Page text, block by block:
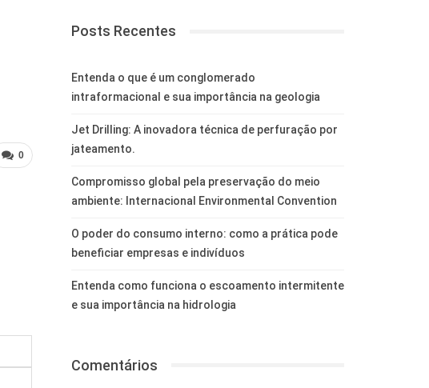
0
Posts Recentes
Entenda o que é um conglomerado
intraformacional e sua importância na geologia
Jet Drilling: A inovadora técnica de perfuração por
jateamento.
Compromisso global pela preservação do meio
ambiente: Internacional Environmental Convention
O poder do consumo interno: como a prática pode
beneficiar empresas e indivíduos
Entenda como funciona o escoamento intermitente
e sua importância na hidrologia
Comentários